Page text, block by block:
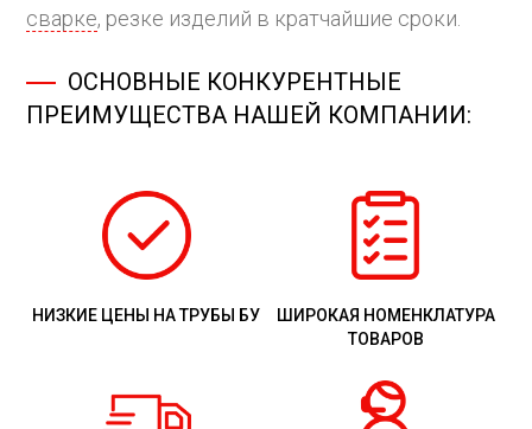
сварке, резке изделий в кратчайшие сроки.
ОСНОВНЫЕ КОНКУРЕНТНЫЕ
ПРЕИМУЩЕСТВА НАШЕЙ КОМПАНИИ:
НИЗКИЕ ЦЕНЫ НА ТРУБЫ БУ
ШИРОКАЯ НОМЕНКЛАТУРА
ТОВАРОВ